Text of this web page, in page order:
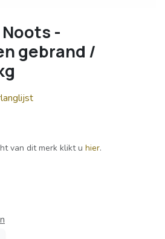
Noots -
gebrand /
van dit merk klikt u hier.